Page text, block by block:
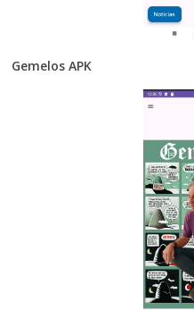
Gemelos APK